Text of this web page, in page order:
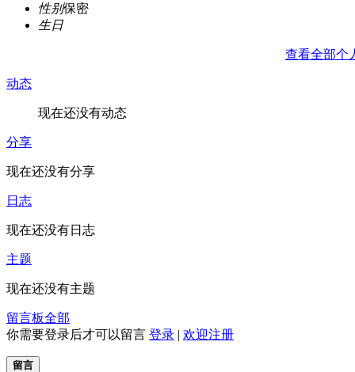
性别保密
生日
查看全部个
动态
现在还没有动态
分享
现在还没有分享
日志
现在还没有日志
主题
现在还没有主题
留言板全部
你需要登录后才可以留言 登录 | 欢迎注册
留言